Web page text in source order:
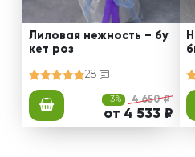
Лиловая нежность – бу
кет роз
28
-3% 4 650 ₽
от 4 533 ₽